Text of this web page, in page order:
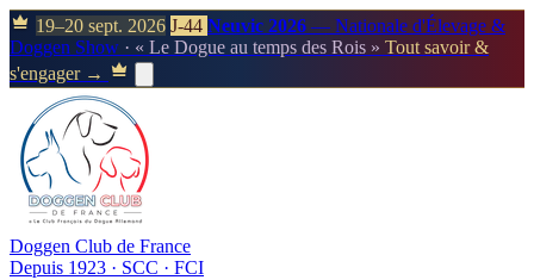
19–20 sept. 2026 J-44 Neuvic 2026 — Nationale d'Élevage &
Doggen Show · « Le Dogue au temps des Rois » Tout savoir &
s'engager →
Doggen Club de France
Depuis 1923 · SCC · FCI